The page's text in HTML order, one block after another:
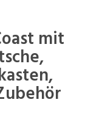
mit